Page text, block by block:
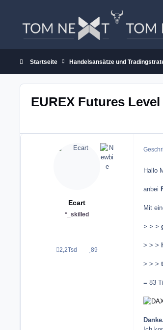
Startseite Handelsansätze und
EUREX Futures
Ecart
*_skilled
2,2Tsd
Beiträge 89
Reputation
Hallo
anbei
Mit
> > >
> > >
> > >
= 83
Danke.